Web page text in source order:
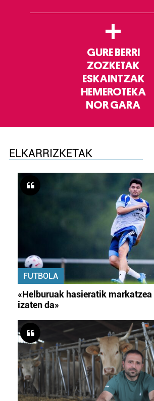
+
GURE BERRI
ZOZKETAK
ESKAINTZAK
HEMEROTEKA
NOR GARA
ELKARRIZKETAK
FUTBOLA
«Helburuak hasieratik
izaten da»